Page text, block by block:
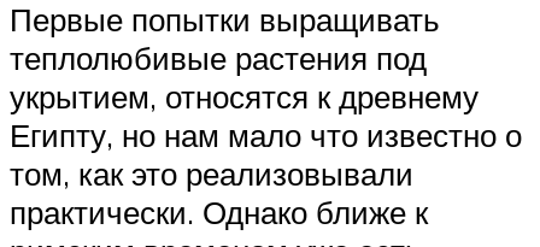
Первые попытки выращивать
теплолюбивые растения под
укрытием, относятся к древнему
Египту, но нам мало что известно о
том, как это реализовывали
практически. Однако ближе к